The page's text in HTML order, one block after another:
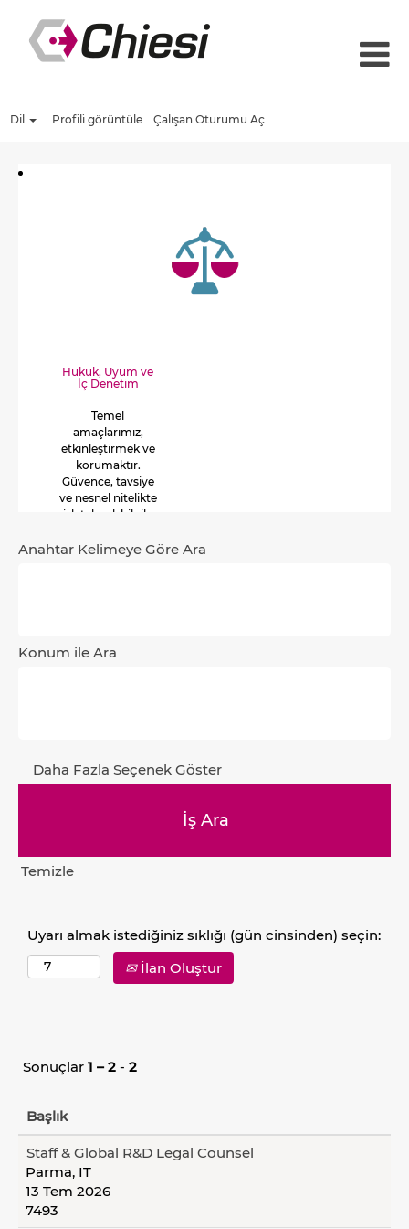
Dil Profi̇li̇ görüntüle Çalışan Oturumu Aç
Hukuk, Uyum ve
İç Denetim
Temel
amaçlarımız,
etkinleştirmek ve
korumaktır.
Güvence, tavsiye
ve nesnel nitelikte
risk tabanlı bilgiler
Anahtar Kelimeye Göre Ara
Konum ile Ara
Daha Fazla Seçenek Göster
Temizle
Uyarı almak istediğiniz sıklığı (gün cinsinden) seçin:
İlan Oluştur
Sonuçlar 1 – 2 - 2
Başlık
Staff & Global R&D Legal Counsel
Parma, IT
13 Tem 2026
7493